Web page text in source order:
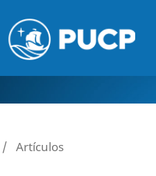
/ Artículos